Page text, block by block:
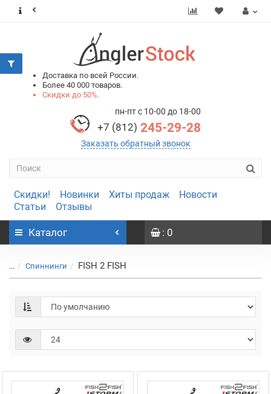
Доставка по всей России.
Более 40 000 товаров.
Скидки до 50%.
пн-пт с 10-00 до 18-00
+7 (812) 245-29-28
Заказать обратный звонок
Скидки! Новинки Хиты продаж
Новости
Статьи
Отзывы
Каталог : 0
... Спиннинги FISH 2 FISH